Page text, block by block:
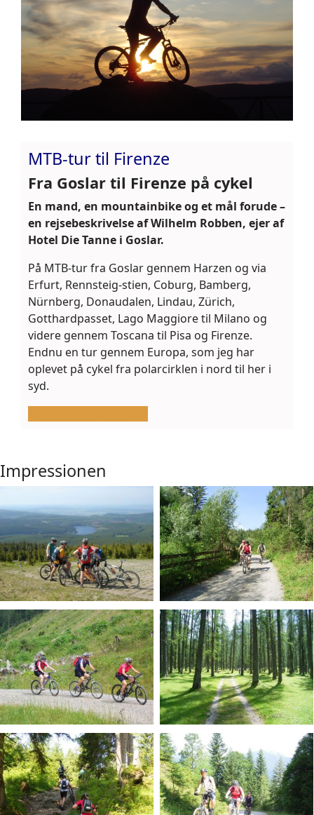
MTB-tur til Firenze
Fra Goslar til Firenze på cykel
En mand, en mountainbike og et mål forude –
en rejsebeskrivelse af Wilhelm Robben, ejer af
Hotel Die Tanne i Goslar.
På MTB-tur fra Goslar gennem Harzen og via
Erfurt, Rennsteig-stien, Coburg, Bamberg,
Nürnberg, Donaudalen, Lindau, Zürich,
Gotthardpasset, Lago Maggiore til Milano og
videre gennem Toscana til Pisa og Firenze.
Endnu en tur gennem Europa, som jeg har
oplevet på cykel fra polarcirklen i nord til her i
syd.
Impressionen